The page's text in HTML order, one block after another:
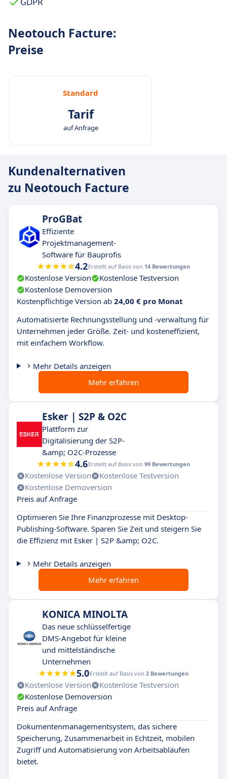
Neotouch Facture:
Preise
Standard
Tarif
auf Anfrage
Kundenalternativen
zu Neotouch Facture
ProGBat
Effiziente
Projektmanagement-
Software für Bauprofis
4.2Erstellt auf Basis von 14 Bewertungen
Kostenlose Version
Kostenlose Testversion
Kostenlose Demoversion
Kostenpflichtige Version ab 24,00 € pro Monat
Automatisierte Rechnungsstellung und -verwaltung für
Unternehmen jeder Größe. Zeit- und kosteneffizient,
mit einfachem Workflow.
Mehr Details anzeigen
Mehr erfahren
Esker | S2P & O2C
Plattform zur
Digitalisierung der S2P-
&amp; O2C-Prozesse
4.6Erstellt auf Basis von 99 Bewertungen
Kostenlose Version
Kostenlose Testversion
Kostenlose Demoversion
Preis auf Anfrage
Optimieren Sie Ihre Finanzprozesse mit Desktop-
Publishing-Software. Sparen Sie Zeit und steigern Sie
die Effizienz mit Esker | S2P &amp; O2C.
Mehr Details anzeigen
Mehr erfahren
KONICA MINOLTA
Das neue schlüsselfertige
DMS-Angebot für kleine
und mittelständische
Unternehmen
5.0Erstellt auf Basis von 2 Bewertungen
Kostenlose Version
Kostenlose Testversion
Kostenlose Demoversion
Preis auf Anfrage
Dokumentenmanagementsystem, das sichere
Speicherung, Zusammenarbeit in Echtzeit, mobilen
Zugriff und Automatisierung von Arbeitsabläufen
bietet.